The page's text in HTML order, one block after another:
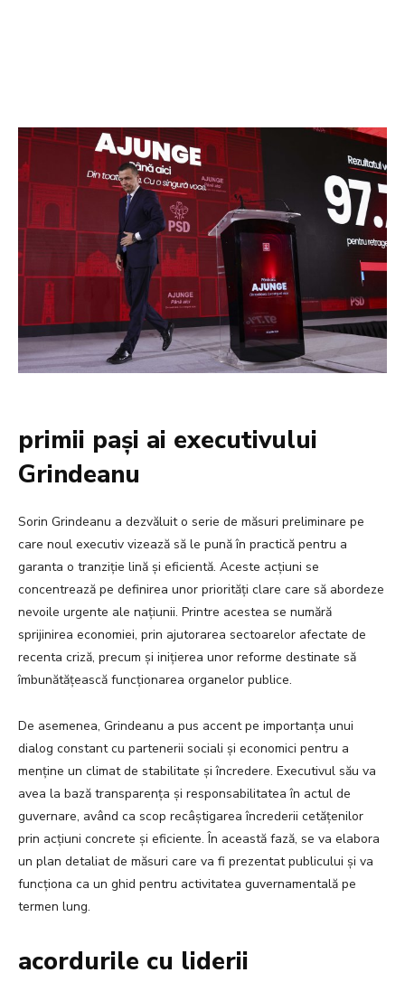
primii pași ai executivului
Grindeanu
Sorin Grindeanu a dezvăluit o serie de măsuri preliminare pe
care noul executiv vizează să le pună în practică pentru a
garanta o tranziție lină și eficientă. Aceste acțiuni se
concentrează pe definirea unor priorități clare care să abordeze
nevoile urgente ale națiunii. Printre acestea se numără
sprijinirea economiei, prin ajutorarea sectoarelor afectate de
recenta criză, precum și inițierea unor reforme destinate să
îmbunătățească funcționarea organelor publice.
De asemenea, Grindeanu a pus accent pe importanța unui
dialog constant cu partenerii sociali și economici pentru a
menține un climat de stabilitate și încredere. Executivul său va
avea la bază transparența și responsabilitatea în actul de
guvernare, având ca scop recâștigarea încrederii cetățenilor
prin acțiuni concrete și eficiente. În această fază, se va elabora
un plan detaliat de măsuri care va fi prezentat publicului și va
funcționa ca un ghid pentru activitatea guvernamentală pe
termen lung.
acordurile cu liderii